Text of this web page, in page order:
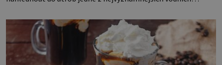
koloběžce a den zakončit poznáváním památek ve Velkých
Losinách nebo v termálním